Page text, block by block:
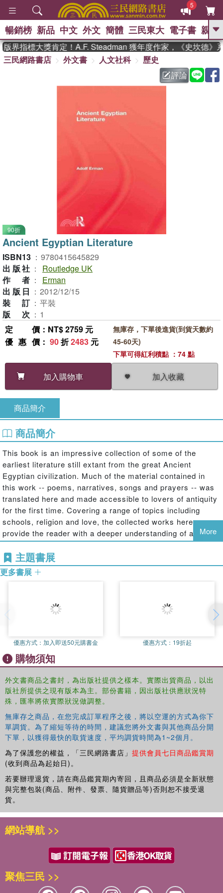
5
GO
熱搜： 東野圭吾 、
父親節 、 如果歷
暑期推薦 、 國際布克
偉大的迷走神經
暢銷榜 新品 中文 外文 簡體 三民東大 電子書 親子
界指標大獎肯定！A.F. Steadman 獲年度作家，《史坎德》系
三民網路書店
外文書 人文社科
歷史
評論
90折
Ancient Egyptian Literature
ISBN13 ： 9780415645829
出版社 ：
Routledge UK
作者 ：
Erman
出版日 ： 2012/12/15
裝訂 ： 平裝
版次 ： 1
定價 ：NT$ 2759 元
優惠價 ： 90折2483 元
加入購物車 加入收藏
無庫存，下單後進貨(到貨天數約
45-60天)
下單可得紅利積點 ：74 點
商品簡介
商品簡介
This book is an impressive collection of some of the
earliest literature still extant from the great Ancient
Egyptian civilization. Much of the material contained in
this work -- poems, narratives, songs and prayers -- was
translated here and made accessible to lovers of antiquity
for the first time. Covering a range of topics including
schools, religion and love, the collected works here
provide the reader with a deeper understanding of ancient
life along the Nile.
More
主題書展
更多書展
優惠方式： 加入即送50元購書金 優惠方式： 19折起
購物須知
外文書商品之書封，為出版社提供之樣本。實際出貨商品，以出
版社所提供之現有版本為主。部份書籍，因出版社供應狀況特
殊，匯率將依實際狀況做調整。
無庫存之商品，在您完成訂單程序之後，將以空運的方式為你下
單調貨。為了縮短等待的時間，建議您將外文書與其他商品分開
下單，以獲得最快的取貨速度，平均調貨時間為1~2個月。
為了保護您的權益，「三民網路書店」 提供會員七日商品鑑賞期
(收到商品為起始日)。
若要辦理退貨，請在商品鑑賞期內寄回，且商品必須是全新狀態
與完整包裝(商品、附件、發票、隨貨贈品等)否則恕不接受退
貨。
網站導航 >>
聚焦三民 >>